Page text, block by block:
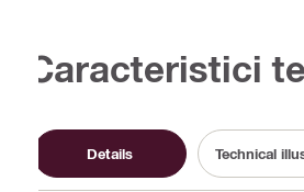
Caracteristici
Details Technical